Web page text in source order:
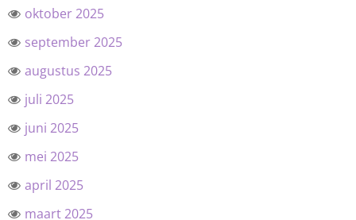
oktober 2025
september 2025
augustus 2025
juli 2025
juni 2025
mei 2025
april 2025
maart 2025